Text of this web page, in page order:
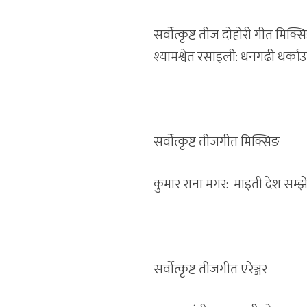
सर्वोत्कृष्ट तीज दोहोरी गीत
श्यामश्वेत रसाइली: धनगढी
सर्वोत्कृष्ट तीजगीत मिक्सिङ
कुमार राना मगर: माइती देश
सर्वोत्कृष्ट तीजगीत एरेञ्जर